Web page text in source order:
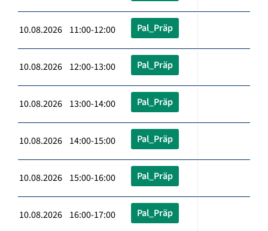
10.08.2026 11:00-12:00 Pal_Präp
10.08.2026 12:00-13:00 Pal_Präp
10.08.2026 13:00-14:00 Pal_Präp
10.08.2026 14:00-15:00 Pal_Präp
10.08.2026 15:00-16:00 Pal_Präp
10.08.2026 16:00-17:00 Pal_Präp